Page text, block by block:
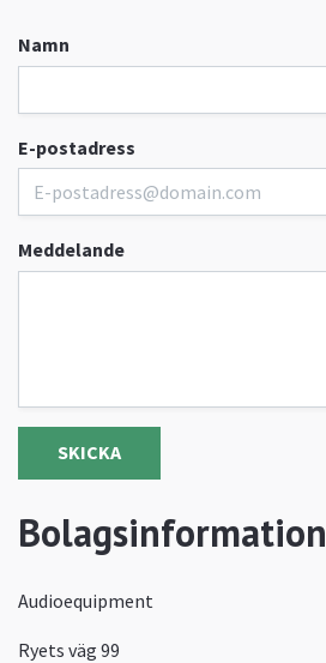
Namn
E-postadress
Meddelande
SKICKA
Bolagsinformation
Audioequipment
Ryets väg 99